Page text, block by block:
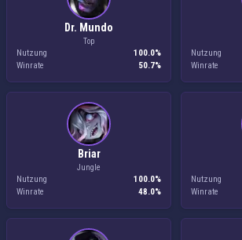
Dr. Mundo
Top
Nutzung
100.0%
Winrate
50.7%
Nutzung
Winrate
Briar
Jungle
Nutzung
100.0%
Winrate
48.0%
Nutzung
Winrate